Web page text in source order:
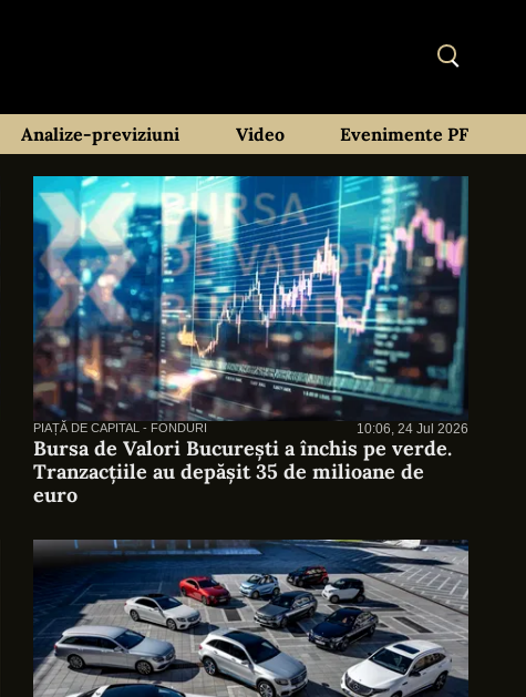
Analize-previziuni Video Evenimente PF
PIAȚĂ DE CAPITAL - FONDURI 10:06, 24 Jul 2026
Bursa de Valori București a închis pe verde.
Tranzacțiile au depășit 35 de milioane de
euro